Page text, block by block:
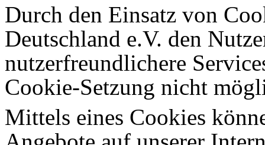
Durch den Einsatz von
Deutschland e.V. den
nutzerfreundlichere
Cookie-Setzung nicht
Mittels eines Cookies